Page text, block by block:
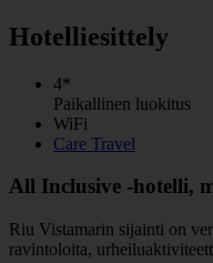
Hotelliesittely
4*
Paikallinen luokitus
WiFi
Care Travel
All Inclusive -hotelli,
Riu Vistamarin sijainti on
ravintoloita,